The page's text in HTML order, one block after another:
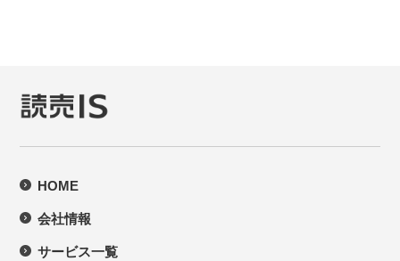
HOME
会社情報
サービス一覧